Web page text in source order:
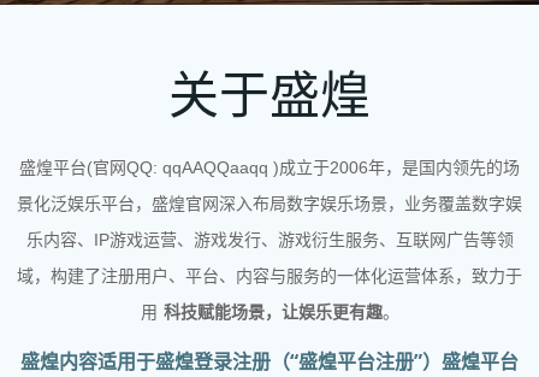
关于盛煌
盛煌平台(官网QQ: qqAAQQaaqq )成立于2006年，是国内领先的场
景化泛娱乐平台，盛煌官网深入布局数字娱乐场景，业务覆盖数字娱
乐内容、IP游戏运营、游戏发行、游戏衍生服务、互联网广告等领
域，构建了注册用户、平台、内容与服务的一体化运营体系，致力于
用 科技赋能场景，让娱乐更有趣。
盛煌内容适用于盛煌登录注册（“盛煌平台注册”）盛煌平台